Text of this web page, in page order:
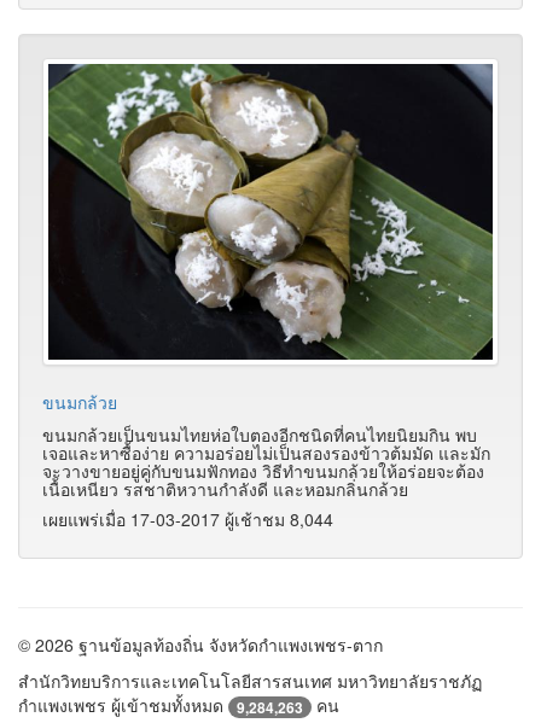
ขนมกล้วย
ขนมกล้วยเป็นขนมไทยห่อใบตองอีกชนิดที่คนไทยนิยมกิน พบ
เจอและหาซื้อง่าย ความอร่อยไม่เป็นสองรองข้าวต้มมัด และมัก
จะวางขายอยู่คู่กับขนมฟักทอง วิธีทำขนมกล้วยให้อร่อยจะต้อง
เนื้อเหนียว รสชาติหวานกำลังดี และหอมกลิ่นกล้วย
เผยแพร่เมื่อ 17-03-2017 ผู้เช้าชม 8,044
© 2026 ฐานข้อมูลท้องถิ่น จังหวัดกำแพงเพชร-ตาก
สำนักวิทยบริการและเทคโนโลยีสารสนเทศ มหาวิทยาลัยราชภัฏ
กำแพงเพชร ผู้เข้าชมทั้งหมด
9,284,263 คน